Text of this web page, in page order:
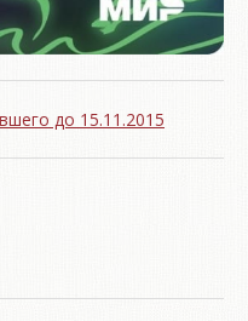
до 15.11.2015